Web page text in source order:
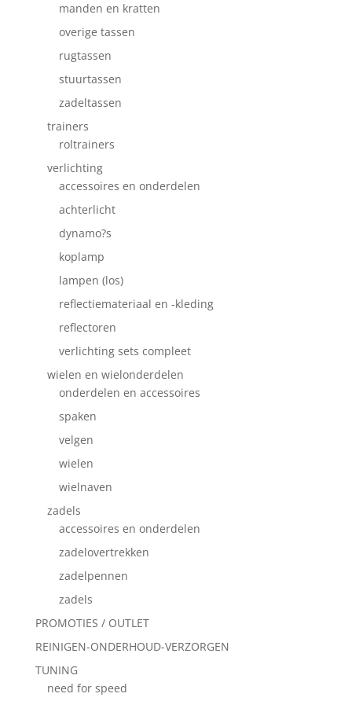
manden en kratten
overige tassen
rugtassen
stuurtassen
zadeltassen
trainers
roltrainers
verlichting
accessoires en onderdelen
achterlicht
dynamo?s
koplamp
lampen (los)
reflectiemateriaal en -kleding
reflectoren
verlichting sets compleet
wielen en wielonderdelen
onderdelen en accessoires
spaken
velgen
wielen
wielnaven
zadels
accessoires en onderdelen
zadelovertrekken
zadelpennen
zadels
PROMOTIES / OUTLET
REINIGEN-ONDERHOUD-VERZORGEN
TUNING
need for speed